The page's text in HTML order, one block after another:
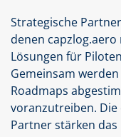
Strategische
denen
Lösungen für
Gemeinsam
Roadmaps
voranzutreiben.
Partner stärken